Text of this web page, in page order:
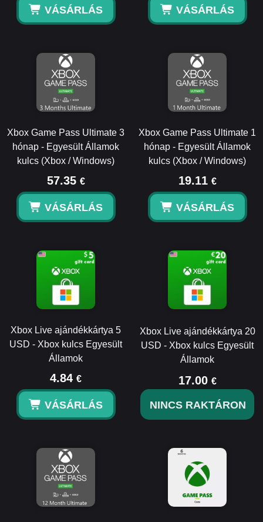
VÁSÁRLÁS VÁSÁRLÁS
Xbox Game Pass Ultimate 3
hónap - Egyesült Államok
kulcs (Xbox / Windows)
57.35 €
VÁSÁRLÁS
Xbox Game Pass Ultimate 1
hónap - Egyesült Államok
kulcs (Xbox / Windows)
19.11 €
VÁSÁRLÁS
Xbox Live ajándékkártya 5
USD - Xbox kulcs Egyesült
Államok
4.84 €
VÁSÁRLÁS
Xbox Live ajándékkártya 20
USD - Xbox kulcs Egyesült
Államok
17.00 €
NINCS RAKTÁRON